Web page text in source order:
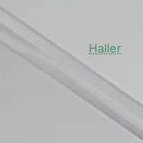
Haller